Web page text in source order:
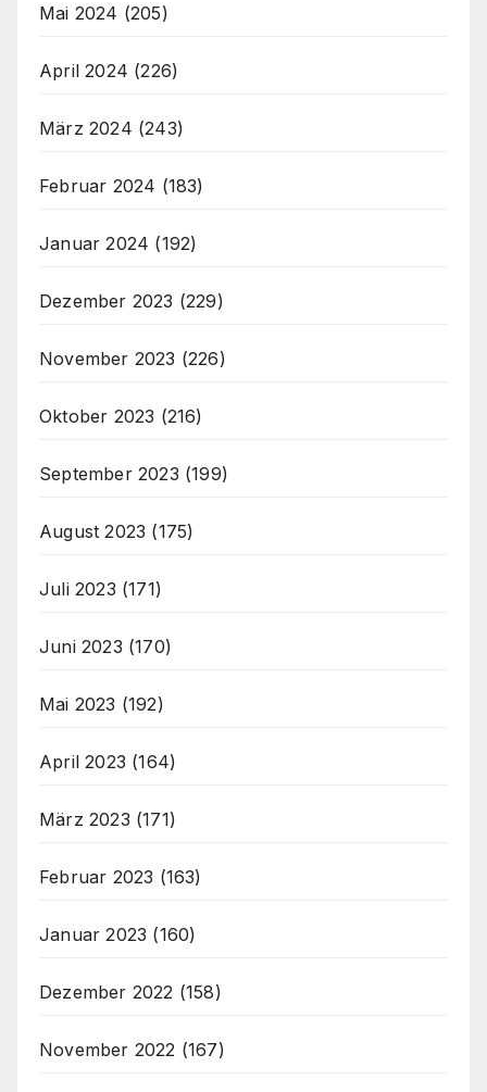
Mai 2024 (205)
April 2024 (226)
März 2024 (243)
Februar 2024 (183)
Januar 2024 (192)
Dezember 2023 (229)
November 2023 (226)
Oktober 2023 (216)
September 2023 (199)
August 2023 (175)
Juli 2023 (171)
Juni 2023 (170)
Mai 2023 (192)
April 2023 (164)
März 2023 (171)
Februar 2023 (163)
Januar 2023 (160)
Dezember 2022 (158)
November 2022 (167)